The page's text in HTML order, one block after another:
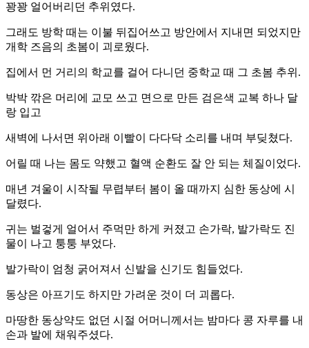
꽝꽝 얼어버리던 추위였다.
그래도 방학 때는 이불 뒤집어쓰고 방안에서 지내면 되었지만
개학 즈음의 초봄이 괴로웠다.
집에서 먼 거리의 학교를 걸어 다니던 중학교 때 그 초봄 추위.
박박 깎은 머리에 교모 쓰고 면으로 만든 검은색 교복 하나 달
랑 입고
새벽에 나서면 위아래 이빨이 다다닥 소리를 내며 부딪쳤다.
어릴 때 나는 몸도 약했고 혈액 순환도 잘 안 되는 체질이었다.
매년 겨울이 시작될 무렵부터 봄이 올 때까지 심한 동상에 시
달렸다.
귀는 벌겋게 얼어서 주먹만 하게 커졌고 손가락, 발가락도 진
물이 나고 퉁퉁 부었다.
발가락이 엄청 굵어져서 신발을 신기도 힘들었다.
동상은 아프기도 하지만 가려운 것이 더 괴롭다.
마땅한 동상약도 없던 시절 어머니께서는 밤마다 콩 자루를 내
손과 발에 채워주셨다.